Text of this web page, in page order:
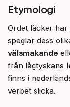
Etymologi
Ordet läcker
välsmakande
från lågtyskans
finns i
verbet slicka.